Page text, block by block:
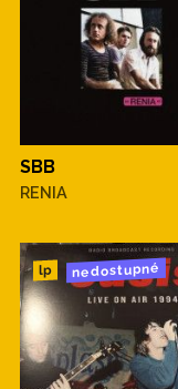
SBB
RENIA
lp nedostupné